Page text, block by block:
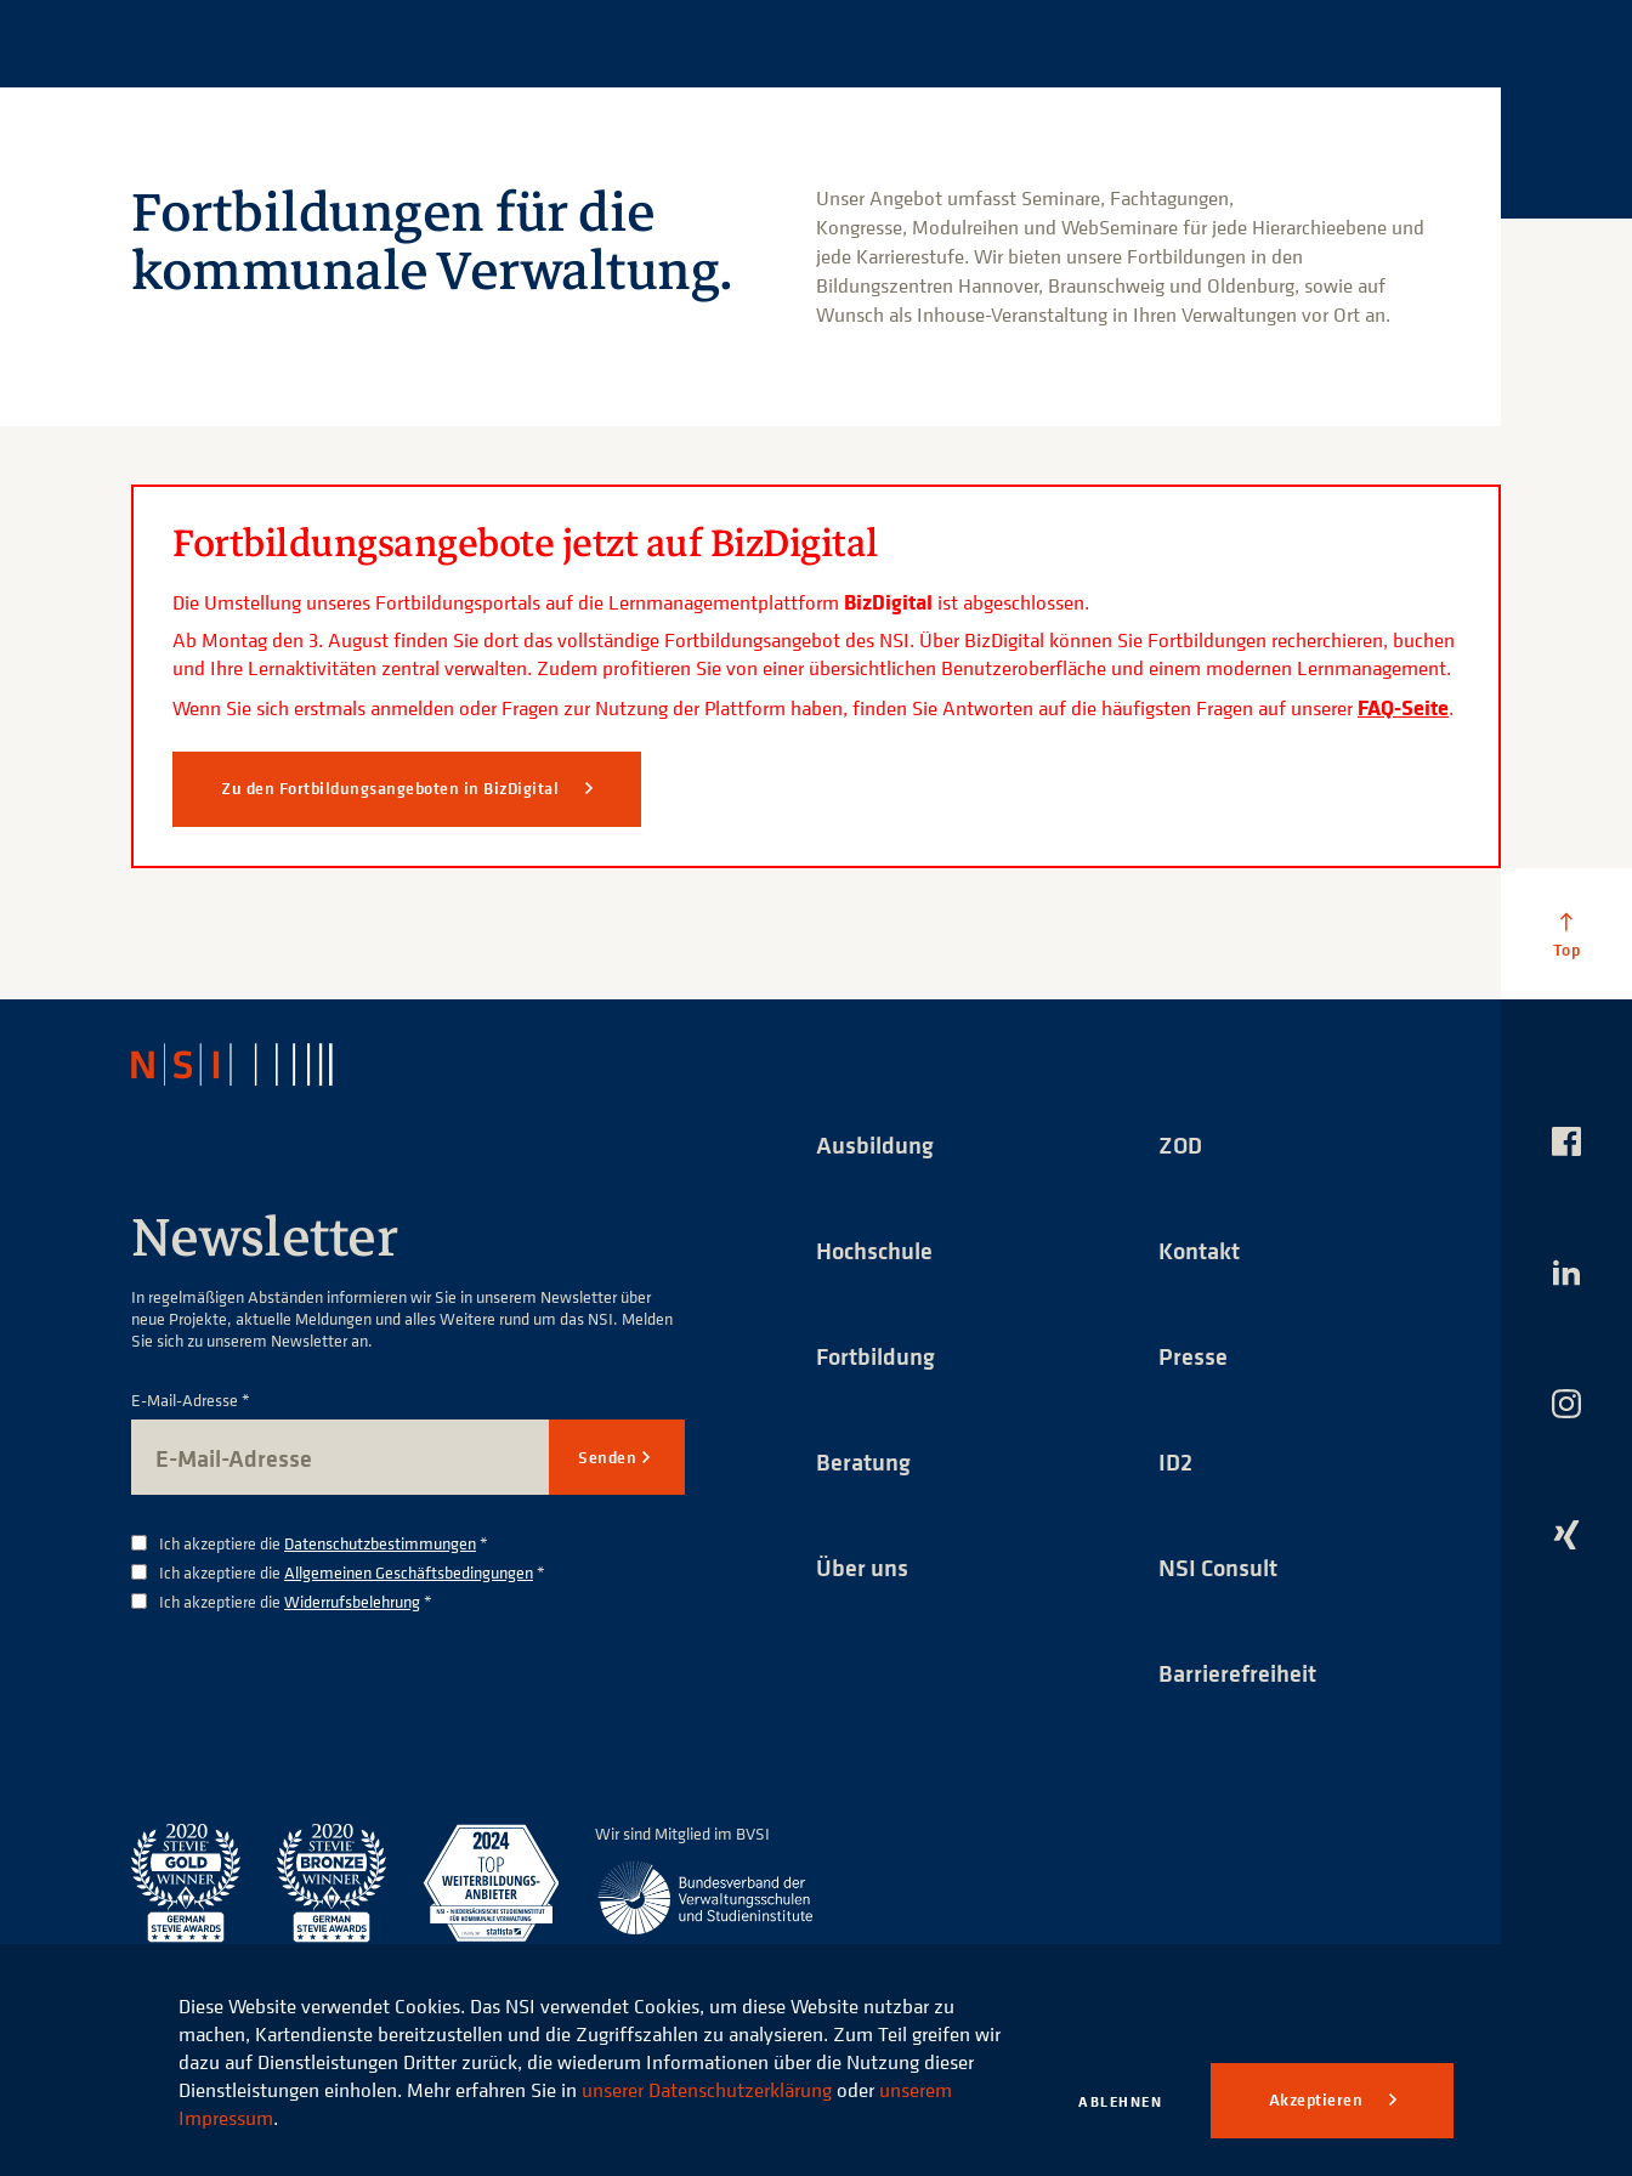
Fortbildungen für die
kommunale Verwaltung.
Unser Angebot umfasst Seminare, Fachtagungen,
Kongresse, Modulreihen und WebSeminare für jede Hierarchieebene und
jede Karrierestufe. Wir bieten unsere Fortbildungen in den
Bildungszentren Hannover, Braunschweig und Oldenburg, sowie auf
Wunsch als Inhouse-Veranstaltung in Ihren Verwaltungen vor Ort an.
Fortbildungsangebote jetzt auf BizDigital
Die Umstellung unseres Fortbildungsportals auf die Lernmanagementplattform BizDigital ist abgeschlossen.
Ab Montag den 3. August finden Sie dort das vollständige Fortbildungsangebot des NSI. Über BizDigital können Sie Fortbildungen recherchieren, buchen
und Ihre Lernaktivitäten zentral verwalten. Zudem profitieren Sie von einer übersichtlichen Benutzeroberfläche und einem modernen Lernmanagement.
Wenn Sie sich erstmals anmelden oder Fragen zur Nutzung der Plattform haben, finden Sie Antworten auf die häufigsten Fragen auf unserer FAQ-Seite.
Zu den Fortbildungsangeboten in BizDigital
Newsletter
In regelmäßigen Abständen informieren wir Sie in unserem Newsletter über
neue Projekte, aktuelle Meldungen und alles Weitere rund um das NSI. Melden
Sie sich zu unserem Newsletter an.
E-Mail-Adresse *
Senden
Ich akzeptiere die Datenschutzbestimmungen*
Ich akzeptiere die Allgemeinen Geschäftsbedingungen*
Ich akzeptiere die Widerrufsbelehrung*
Ausbildung
Hochschule
Fortbildung
Beratung
Über uns
ZOD
Kontakt
Presse
ID2
NSI Consult
Barrierefreiheit
Wir sind Mitglied im BVSI
Das
Das
Das
Das
© 2026 Niedersächsisches Studieninstitut für kommunale Verwaltung e.V. Datenschutz
Diese Website verwendet Cookies. Das NSI verwendet Cookies, um diese Website nutzbar zu
machen, Kartendienste bereitzustellen und die Zugriffszahlen zu analysieren. Zum Teil greifen wir
dazu auf Dienstleistungen Dritter zurück, die wiederum Informationen über die Nutzung dieser
Dienstleistungen einholen. Mehr erfahren Sie in unserer Datenschutzerklärung oder unserem
Impressum.
ABLEHNEN Akzeptieren